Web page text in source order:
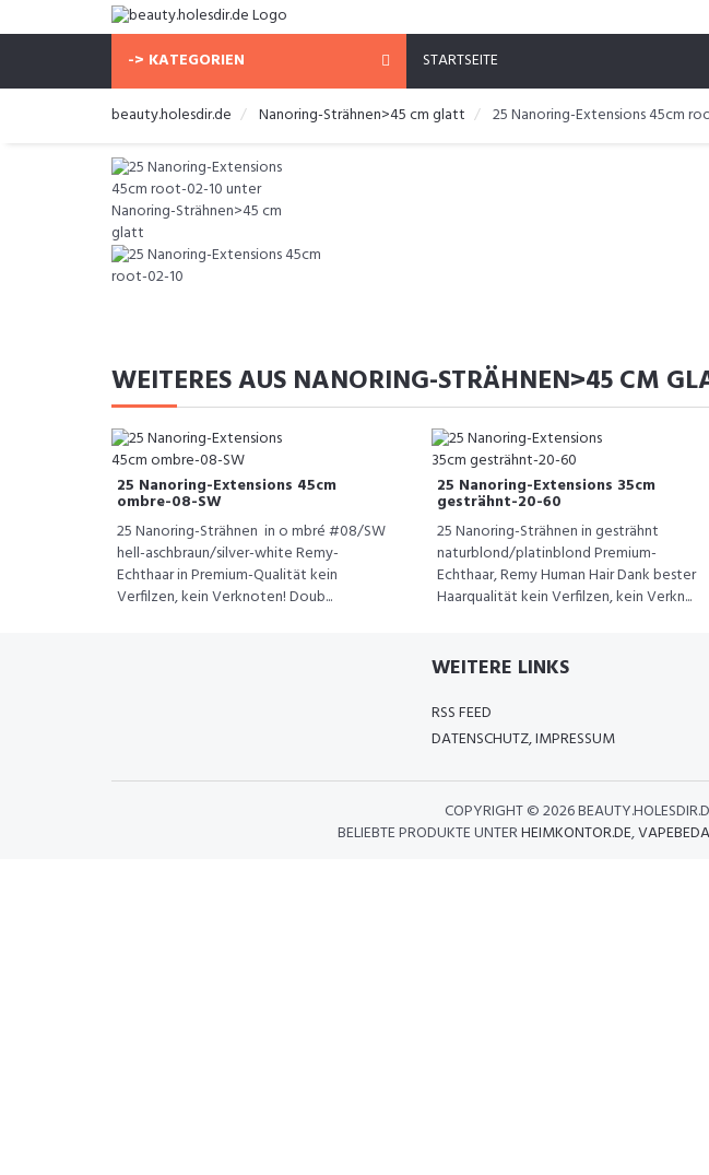
-> KATEGORIEN STARTSEITE
beauty.holesdir.de Nanoring-Strähnen>45 cm glatt 25 Nanoring-Extensions 45cm
WEITERES AUS NANORING-STRÄHNEN>45 CM
25 Nanoring-Extensions 45cm
ombre-08-SW
25 Nanoring-Strähnen in o mbré #08/SW
hell-aschbraun/silver-white Remy-
Echthaar in Premium-Qualität kein
Verfilzen, kein Verknoten! Doub...
25 Nanoring-Extensions 35cm
gesträhnt-20-60
25 Nanoring-Strähnen in gesträhnt
naturblond/platinblond Premium-
Echthaar, Remy Human Hair Dank bester
Haarqualität kein Verfilzen, kein Verkn...
WEITERE LINKS
RSS FEED
DATENSCHUTZ, IMPRESSUM
COPYRIGHT ©2026
BELIEBTE PRODUKTE UNTERHEIMKONTOR.DE,